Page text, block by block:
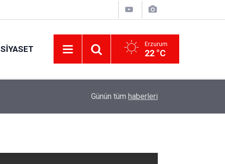
SIYASET Erzurum
22 °C
Erzurum’da gıda ve yem işletmelerine sıkı
Günün tüm haberleri